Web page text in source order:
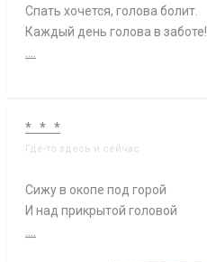
Спать хочется, голова болит.
Каждый день голова в заботе!
* * *
Где-то здесь и сейчас
Сижу в окопе под горой
И над прикрытой головой